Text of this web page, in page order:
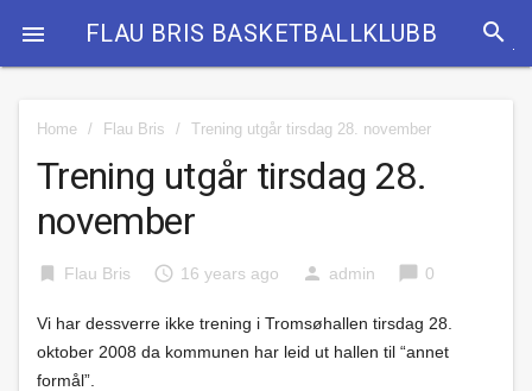
 FLAU BRIS BASKETBALLKLUBB search
Home / Flau Bris / Trening utgår tirsdag 28. november
Trening utgår tirsdag 28.
november
bookmark Flau Bris access_time 16 years ago person admin chat_bubble 0
Vi har dessverre ikke trening i Tromsøhallen tirsdag 28.
oktober 2008 da kommunen har leid ut hallen til “annet
formål”.